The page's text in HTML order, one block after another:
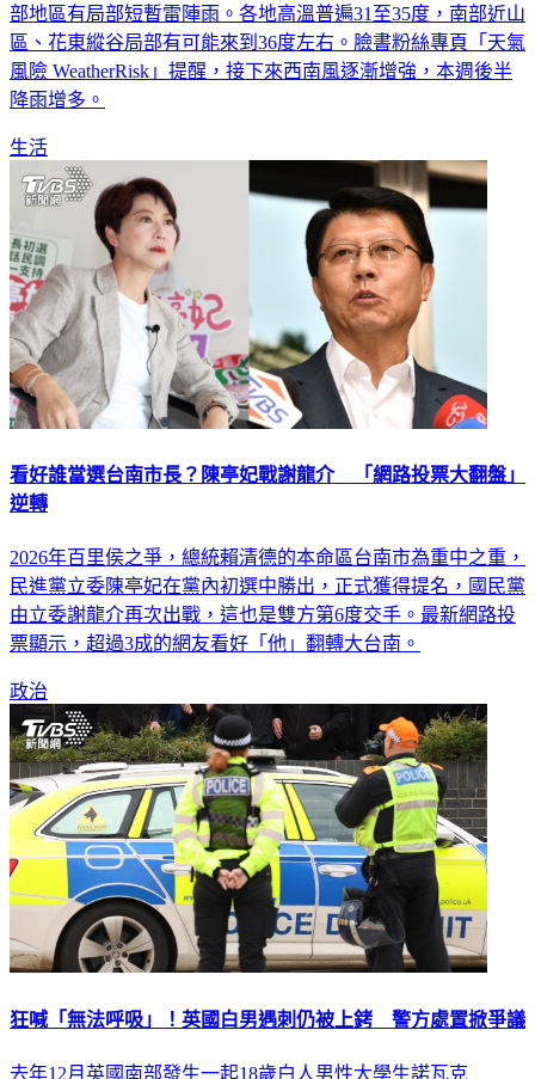
部地區有局部短暫雷陣雨。各地高溫普遍31至35度，南部近山
區、花東縱谷局部有可能來到36度左右。臉書粉絲專頁「天氣
風險 WeatherRisk」提醒，接下來西南風逐漸增強，本週後半
降雨增多。
生活
看好誰當選台南市長？陳亭妃戰謝龍介 「網路投票大翻盤」
逆轉
2026年百里侯之爭，總統賴清德的本命區台南市為重中之重，
民進黨立委陳亭妃在黨內初選中勝出，正式獲得提名，國民黨
由立委謝龍介再次出戰，這也是雙方第6度交手。最新網路投
票顯示，超過3成的網友看好「他」翻轉大台南。
政治
狂喊「無法呼吸」！英國白男遇刺仍被上銬 警方處置掀爭議
去年12月英國南部發生一起18歲白人男性大學生諾瓦克